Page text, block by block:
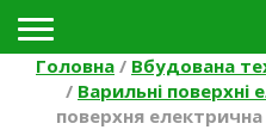
Головна / Вбудована
/ Варильні поверхні
поверхня